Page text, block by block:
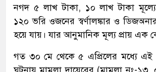
নগদ ৫ লাখ টাকা, ১০ লাখ টাকা
১২০ ভরি ওজনের স্বর্ণালঙ্কার ও
হয়ে যায়। যার আনুমানিক মূল্য প্রায় এক
গত ৩০ মে থেকে ৫ এপ্রিলের মধ্যে এই